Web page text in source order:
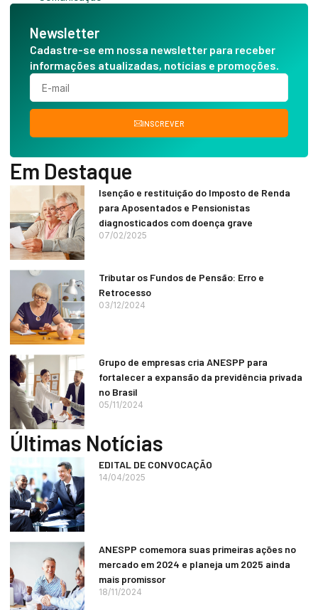
Newsletter
Cadastre-se em nossa newsletter para receber
informações atualizadas, notícias e promoções.
INSCREVER
Em Destaque
Isenção e restituição do Imposto de Renda
para Aposentados e Pensionistas
diagnosticados com doença grave
07/02/2025
Tributar os Fundos de Pensão: Erro e
Retrocesso
03/12/2024
Grupo de empresas cria ANESPP para
fortalecer a expansão da previdência privada
no Brasil
05/11/2024
Últimas Notícias
EDITAL DE CONVOCAÇÃO
14/04/2025
ANESPP comemora suas primeiras ações no
mercado em 2024 e planeja um 2025 ainda
mais promissor
18/11/2024